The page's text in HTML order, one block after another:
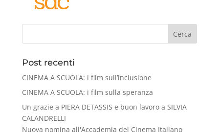
Cerca
Post recenti
CINEMA A SCUOLA: i film sull’inclusione
CINEMA A SCUOLA: i film sulla speranza
Un grazie a PIERA DETASSIS e buon lavoro a SILVIA
CALANDRELLI
Nuova nomina all'Accademia del Cinema Italiano